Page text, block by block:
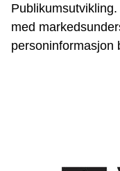
med
personinformasjon